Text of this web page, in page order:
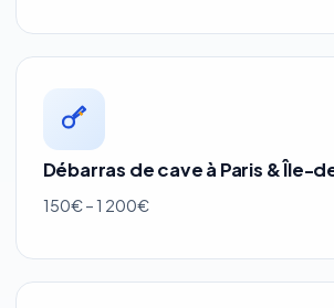
Débarras de cave à Paris & Île-
150€ – 1 200€